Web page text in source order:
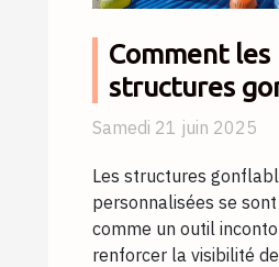
Comment les
structures
personnalisées
des
Samedi 21 juin 2025
Les structures
personnalisées se
comme un outil
renforcer la visibilité